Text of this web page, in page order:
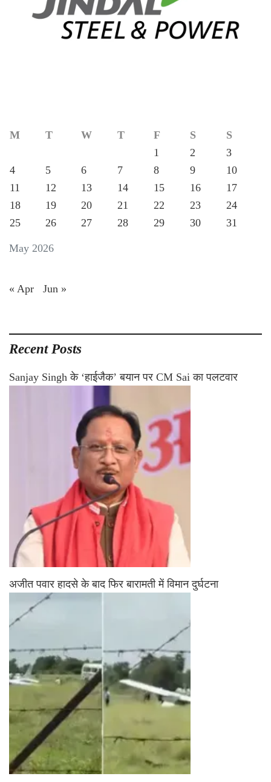
May 2026
M T W T F S
S
1
2
3
4
5 6 7 8 9
10
11
12 13 14 15 16
17
18
19 20 21 22 23
24
25
26 27 28 29 30 31
« Apr Jun »
Recent Posts
Sanjay Singh के ‘हाईजैक’ बयान पर CM Sai का पलटवार
अजीत पवार हादसे के बाद फिर बारामती में विमान दुर्घटना